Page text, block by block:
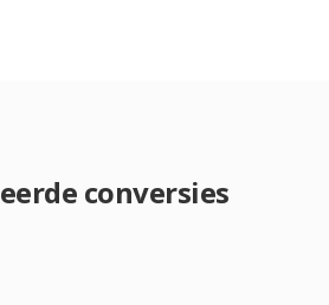
conversies